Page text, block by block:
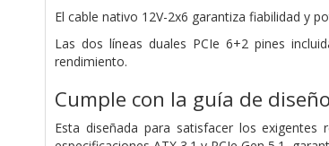
El cable nativo 12V-2x6 garantiza fiabilidad y
Las dos líneas duales PCIe 6+2 pines
rendimiento.
Cumple con la guía de
Esta diseñada para satisfacer los